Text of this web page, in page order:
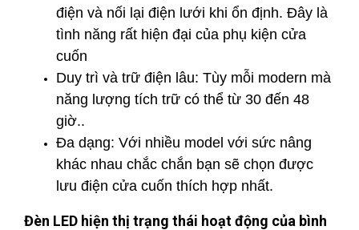
điện và nối lại điện lưới khi ổn định. Đây là
tình năng rất hiện đại của phụ kiện cửa
cuốn
Duy trì và trữ điện lâu: Tùy mỗi modern mà
năng lượng tích trữ có thể từ 30 đến 48
giờ..
Đa dạng: Với nhiều model với sức nâng
khác nhau chắc chắn bạn sẽ chọn được
lưu điện cửa cuốn thích hợp nhất.
Đèn LED hiện thị trạng thái hoạt động của bình